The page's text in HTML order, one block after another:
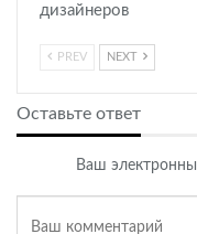
дизайнеров
PREV NEXT
Оставьте ответ
Ваш